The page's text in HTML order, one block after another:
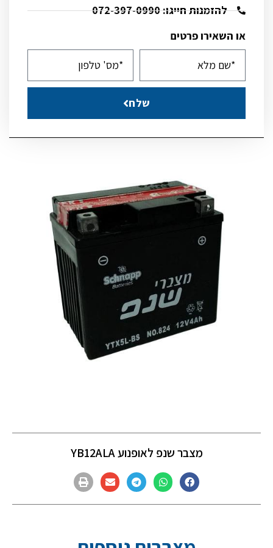
להזמנות חייגו: 072-397-0990
או השאירו פרטים
שלח
מצבר שנפ לאופנוע YB12ALA